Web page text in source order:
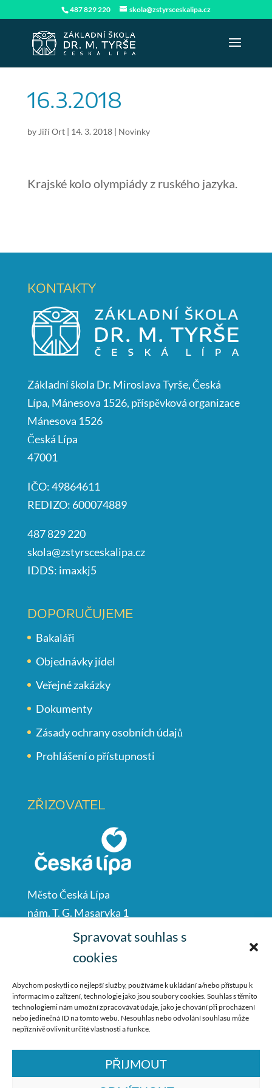
Spravovat souhlas s
cookies
Abychom poskytli co nejlepší služby, používáme k ukládání a/nebo přístupu k
informacím o zařízení, technologie jako jsou soubory cookies. Souhlas s těmito
technologiemi nám umožní zpracovávat údaje, jako je chování při procházení
nebo jedinečná ID na tomto webu. Nesouhlas nebo odvolání souhlasu může
nepříznivě ovlivnit určité vlastnosti a funkce.
PŘIJMOUT
487 829 220 skola@zstyrsceskalipa.cz
16.3.2018
by Jiří Ort| 14. 3. 2018| Novinky
Krajské kolo olympiády z ruského jazyka.
KONTAKTY
Základní škola Dr. Miroslava Tyrše, Česká
Lípa, Mánesova 1526, příspěvková organizace
Mánesova 1526
Česká Lípa
47001
IČO: 49864611
REDIZO: 600074889
487 829 220
skola@zstyrsceskalipa.cz
IDDS: imaxkj5
DOPORUČUJEME
Bakaláři
Objednávky jídel
Veřejné zakázky
Dokumenty
Zásady ochrany osobních údajů
Prohlášení o přístupnosti
ZŘIZOVATEL
Město Česká Lípa
nám. T. G. Masaryka 1
Česká Lípa
487 881 111
podatelna@mucl.cz